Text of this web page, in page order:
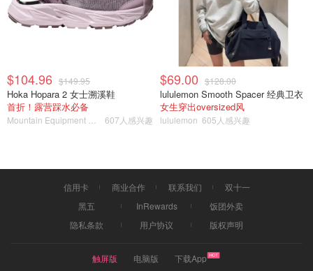
$104.96 $149.95
Hoka Hopara 2 女士溯溪鞋
首折！露营踩水必备
607人感兴趣
$69.00 $128.00
lululemon Smooth Spacer 经典卫衣
女生穿出oversized风
lululemon 605人感兴趣
信用卡 商业合作 联系我们
双十一
黑五
InRewards
饭团外卖
隐私条款
用户协议 版权声明
触屏版 电脑版 下载App